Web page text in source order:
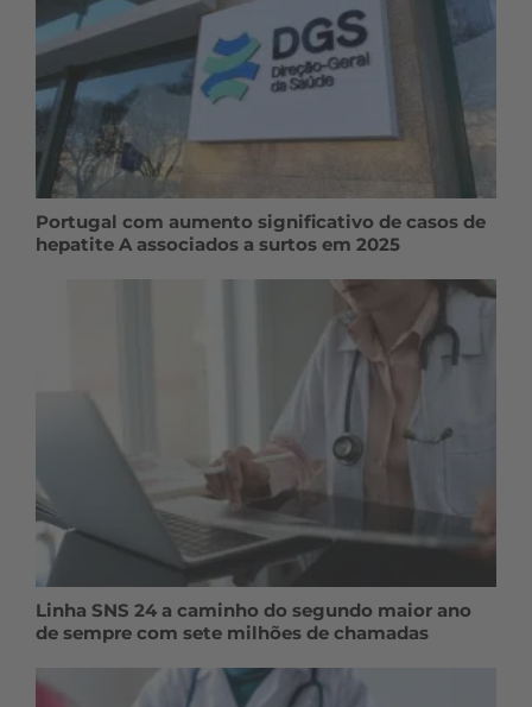
Portugal com aumento significativo de casos de
hepatite A associados a surtos em 2025
Linha SNS 24 a caminho do segundo maior ano
de sempre com sete milhões de chamadas